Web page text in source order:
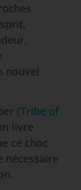
nouvel
(Tribe of
livre
ce choc
nécessaire